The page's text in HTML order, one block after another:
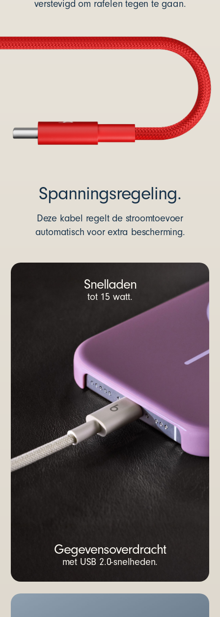
verstevigd om rafelen tegen te gaan.
Spanningsregeling.
Deze kabel regelt de stroomtoevoer
automatisch voor extra bescherming.
Gegevensoverdracht
met USB 2.0-snelheden.
Snelladen
tot 15 watt.